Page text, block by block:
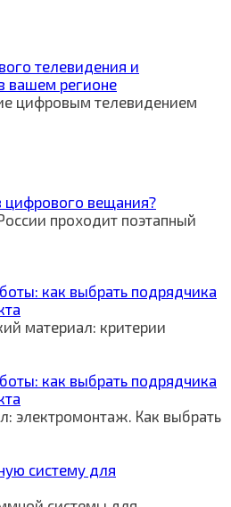
телевидения и
вашем регионе
цифровым телевидением
цифрового вещания?
проходит поэтапный
как выбрать подрядчика
материал: критерии
как выбрать подрядчика
электромонтаж. Как выбрать
систему для